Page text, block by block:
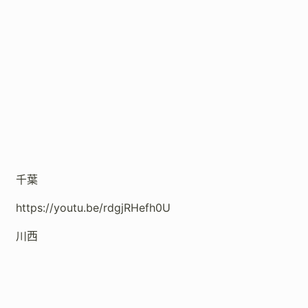
千葉
https://youtu.be/rdgjRHefh0U
川西